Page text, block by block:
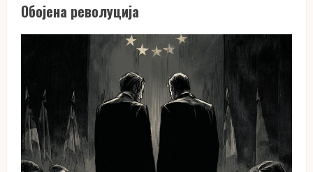
Обојена револуција